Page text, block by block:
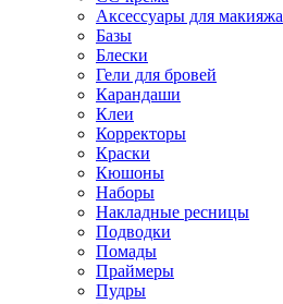
Аксессуары для макияжа
Базы
Блески
Гели для бровей
Карандаши
Клеи
Корректоры
Краски
Кюшоны
Наборы
Накладные ресницы
Подводки
Помады
Праймеры
Пудры